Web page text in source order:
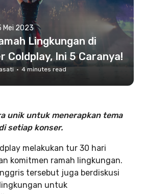
Mei 2023
Lingkungan di
Coldplay, Ini 5 Caranya!
· 4 minutes read
unik untuk menerapkan tema
setiap konser.
melakukan tur 30 hari
komitmen ramah lingkungan.
tersebut juga berdiskusi
untuk